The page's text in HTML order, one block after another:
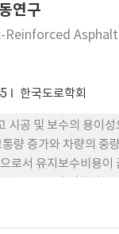
연구
한국도로학회
시공 및 보수의 용이
량 증가와 차량의
로서 유지보수비용
동을 점탄성으로 분